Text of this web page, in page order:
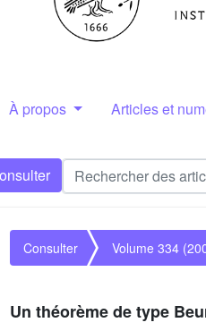
À propos Articles et
Consulter Volume 334
Un théorème de type